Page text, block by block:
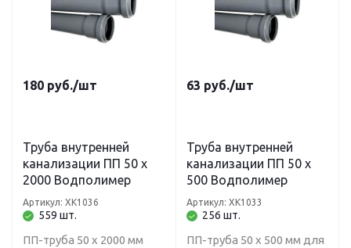
180 руб./шт
Труба внутренней
канализации ПП 50 х
2000 Водполимер
559 шт.
Артикул: ХК1036
ПП-труба 50 х 2000 мм
63 руб./шт
Труба внутренней
канализации ПП 50 х
500 Водполимер
256 шт.
Артикул: ХК1033
ПП-труба 50 х 500 мм для